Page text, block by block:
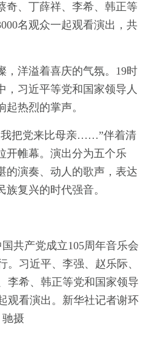
奇、丁薛祥、李希、韩正等
名观众一起观看演出，共
，洋溢着喜庆的气氛。19时
，习近平等党和国家领导人
热烈的掌声。
我把党来比母亲……”伴着清
开帷幕。演出分为五个乐
的演奏、动人的歌声，表达
复兴的时代强音。
共产党成立105周年音乐会
。习近平、李强、赵乐际、
李希、韩正等党和国家领导
观看演出。新华社记者谢环
驰摄